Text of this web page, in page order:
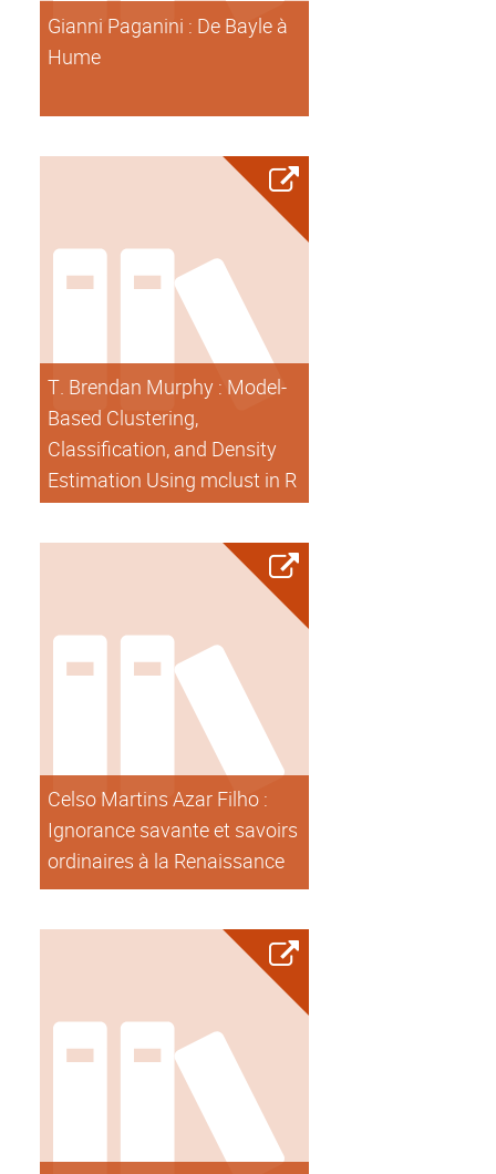
Gianni Paganini : De Bayle à
Hume
T. Brendan Murphy : Model-
Based Clustering,
Classification, and Density
Estimation Using mclust in R
Celso Martins Azar Filho :
Ignorance savante et savoirs
ordinaires à la Renaissance